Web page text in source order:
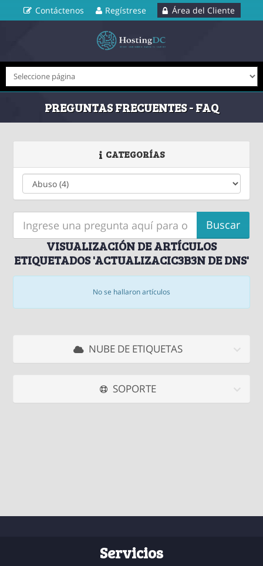
Contáctenos Regístrese Área del Cliente
PREGUNTAS FRECUENTES - FAQ
CATEGORÍAS
VISUALIZACIÓN DE ARTÍCULOS
ETIQUETADOS 'ACTUALIZACIC3B3N DE DNS'
No se hallaron artículos
NUBE DE ETIQUETAS
SOPORTE
Servicios